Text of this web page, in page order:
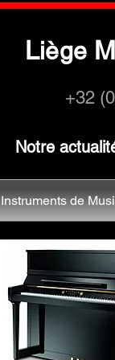
Liège M
+32
Notre
Instruments de